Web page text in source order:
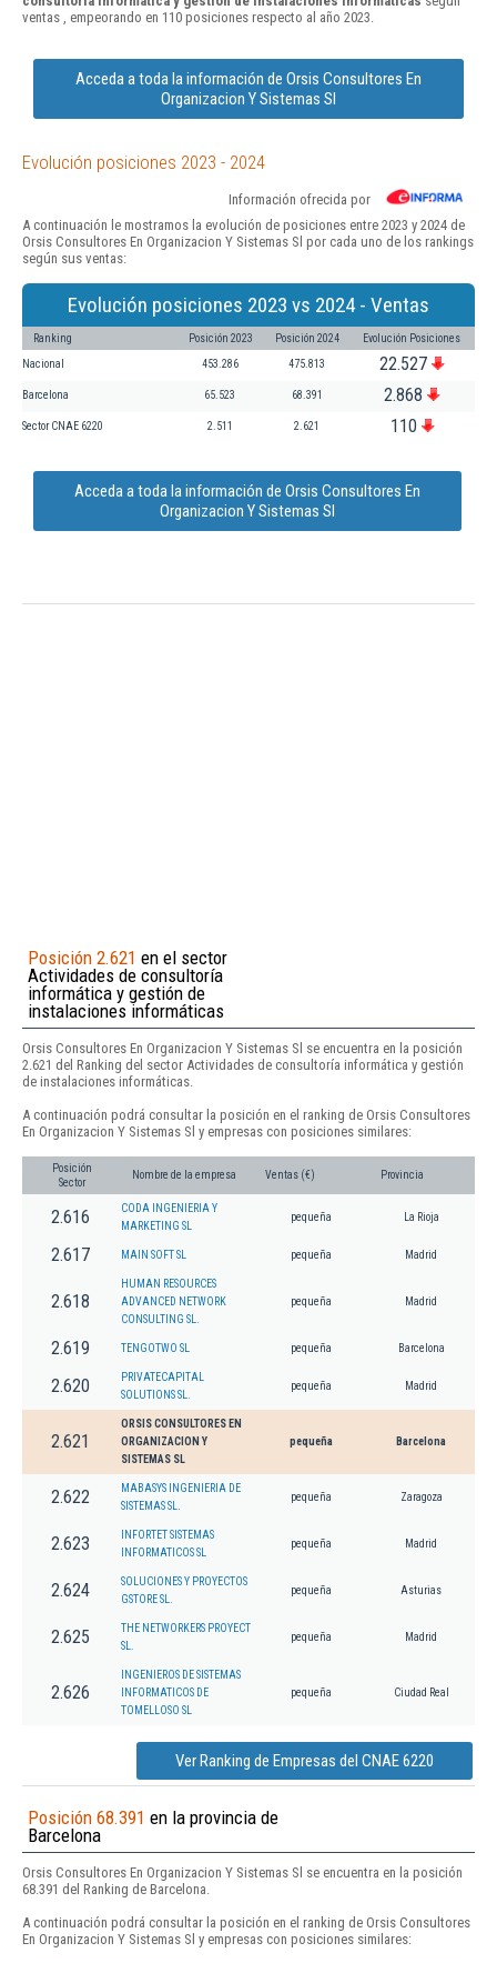
ventas , empeorando en 110 posiciones respecto al año 2023.
Acceda a toda la información de Orsis Consultores En
Organizacion Y Sistemas Sl
Evolución posiciones 2023 - 2024
Información ofrecida por
A continuación le mostramos la evolución de posiciones entre 2023 y 2024 de
Orsis Consultores En Organizacion Y Sistemas Sl por cada uno de los rankings
según sus ventas:
Evolución posiciones 2023 vs 2024 - Ventas
Ranking Posición 2023 Posición 2024 Evolución Posiciones
Nacional 453.286 475.813 22.527
Barcelona 65.523 68.391 2.868
Sector CNAE 6220 2.511 2.621 110
Acceda a toda la información de Orsis Consultores En
Organizacion Y Sistemas Sl
Posición 2.621 en el sector
Actividades de consultoría
informática y gestión de
instalaciones informáticas
Orsis Consultores En Organizacion Y Sistemas Sl se encuentra en la posición
2.621 del Ranking del sector Actividades de consultoría informática y gestión
de instalaciones informáticas.
A continuación podrá consultar la posición en el ranking de Orsis Consultores
En Organizacion Y Sistemas Sl y empresas con posiciones similares:
Posición
Sector
Nombre de la empresa Ventas (€) Provincia
2.616
CODA INGENIERIA Y
MARKETING SL
pequeña La Rioja
2.617 MAIN SOFT SL pequeña Madrid
2.618
HUMAN RESOURCES
ADVANCED NETWORK
CONSULTING SL.
pequeña Madrid
2.619 TENGOTWO SL pequeña Barcelona
2.620
PRIVATECAPITAL
SOLUTIONS SL.
pequeña Madrid
2.621
ORSIS CONSULTORES EN
ORGANIZACION Y
SISTEMAS SL
pequeña Barcelona
2.622
MABASYS INGENIERIA DE
SISTEMAS SL.
pequeña Zaragoza
2.623
INFORTET SISTEMAS
INFORMATICOS SL
pequeña Madrid
2.624
SOLUCIONES Y PROYECTOS
GSTORE SL.
pequeña Asturias
2.625
THE NETWORKERS PROYECT
SL.
pequeña Madrid
2.626
INGENIEROS DE SISTEMAS
INFORMATICOS DE
TOMELLOSO SL
pequeña Ciudad Real
Ver Ranking de Empresas del CNAE 6220
Posición 68.391 en la provincia de
Barcelona
Orsis Consultores En Organizacion Y Sistemas Sl se encuentra en la posición
68.391 del Ranking de Barcelona.
A continuación podrá consultar la posición en el ranking de Orsis Consultores
En Organizacion Y Sistemas Sl y empresas con posiciones similares: